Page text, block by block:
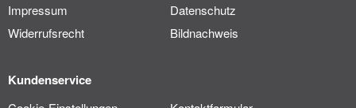
Impressum
Datenschutz
Widerrufsrecht
Bildnachweis
Kundenservice